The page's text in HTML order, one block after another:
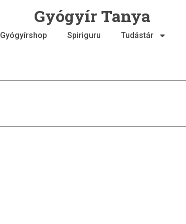
Gyógyír Tanya
Gyógyírshop Spiriguru Tudástár